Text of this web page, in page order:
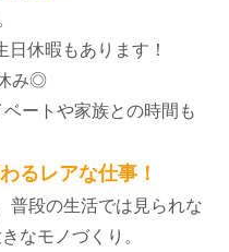
休暇もあります！
み◎
ートや家族との時間も
るレアな仕事！
普段の生活では見られな
なモノづくり。